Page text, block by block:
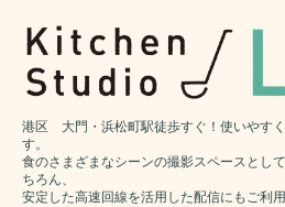
港区 大門・浜松町駅徒歩すぐ！使いやす
す。
食のさまざまなシーンの撮影スペースとし
ちろん、
安定した高速回線を活用した配信にもご利用